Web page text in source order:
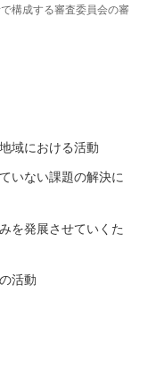
構成する審査委員会の審
域における活動
いない課題の解決に
を発展させていくた
活動